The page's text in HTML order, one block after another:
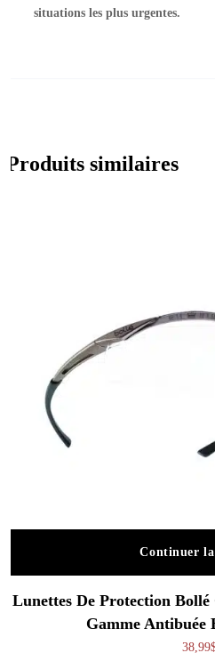
situations les plus urgentes.
Produits similaires
Continuer
Lunettes De Protection
Gamme Antibuée
38,99